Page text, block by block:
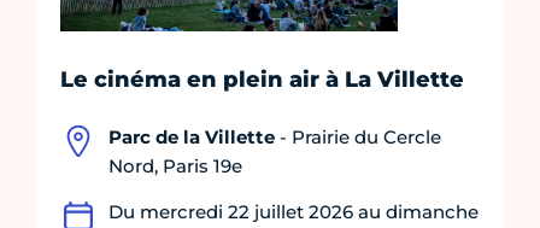
Le cinéma en plein air à La Villette
Parc de la Villette - Prairie du Cercle
Nord, Paris 19e
Du mercredi 22 juillet 2026 au dimanche